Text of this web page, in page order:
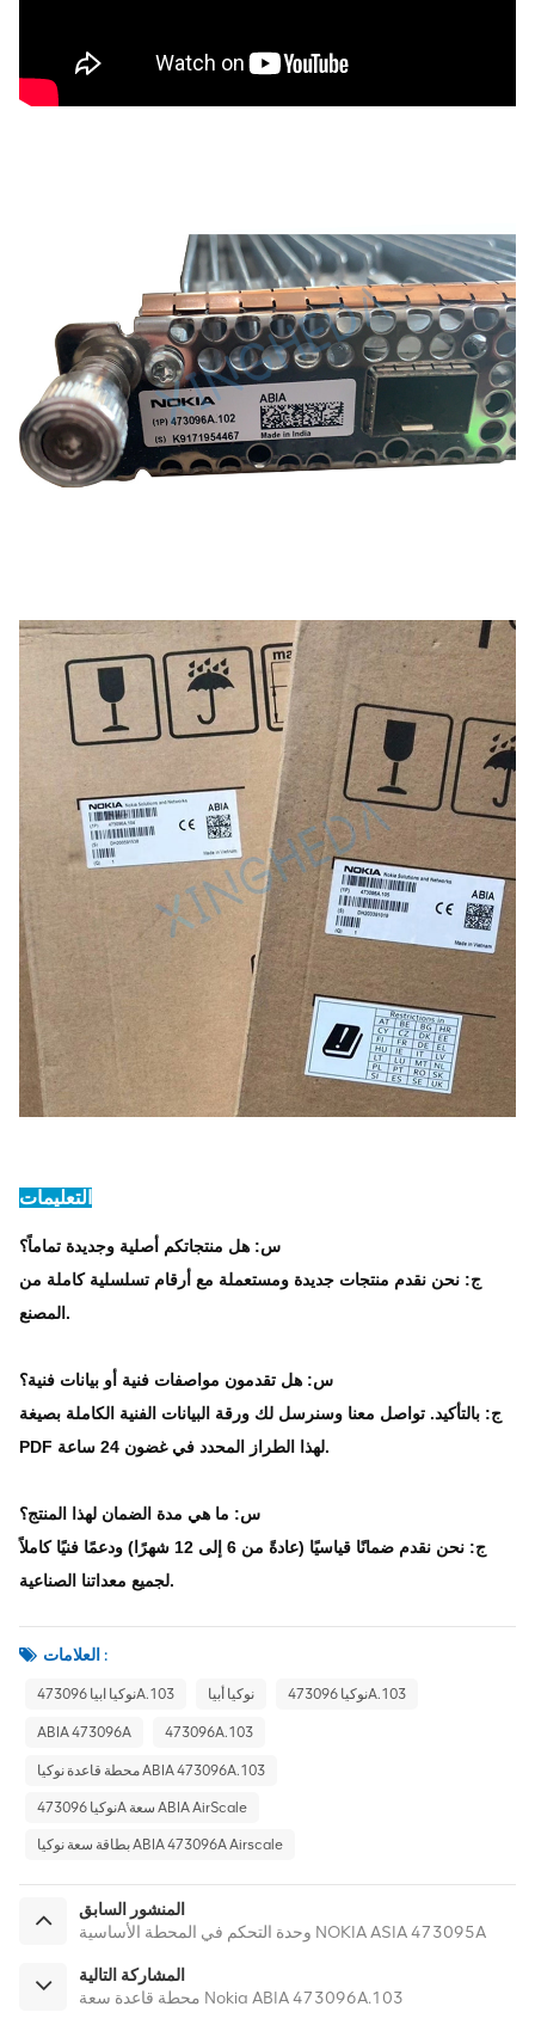
التعليمات
س: هل منتجاتكم أصلية وجديدة تماماً؟
ج: نحن نقدم منتجات جديدة ومستعملة مع أرقام تسلسلية كاملة من
المصنع.
س: هل تقدمون مواصفات فنية أو بيانات فنية؟
ج: بالتأكيد. تواصل معنا وسنرسل لك ورقة البيانات الفنية الكاملة بصيغة
PDF لهذا الطراز المحدد في غضون 24 ساعة.
س: ما هي مدة الضمان لهذا المنتج؟
ج: نحن نقدم ضمانًا قياسيًا (عادةً من 6 إلى 12 شهرًا) ودعمًا فنيًا كاملاً
لجميع معداتنا الصناعية.
العلامات :
نوكيا ابيا 473096A.103 نوكيا أبيا نوكيا 473096A.103
ABIA 473096A 473096A.103
محطة قاعدة نوكيا ABIA 473096A.103
نوكيا 473096A سعة ABIA AirScale
بطاقة سعة نوكيا ABIA 473096A Airscale
المنشور السابق
وحدة التحكم في المحطة الأساسية NOKIA ASIA 473095A
المشاركة التالية
محطة قاعدة سعة Nokia ABIA 473096A.103